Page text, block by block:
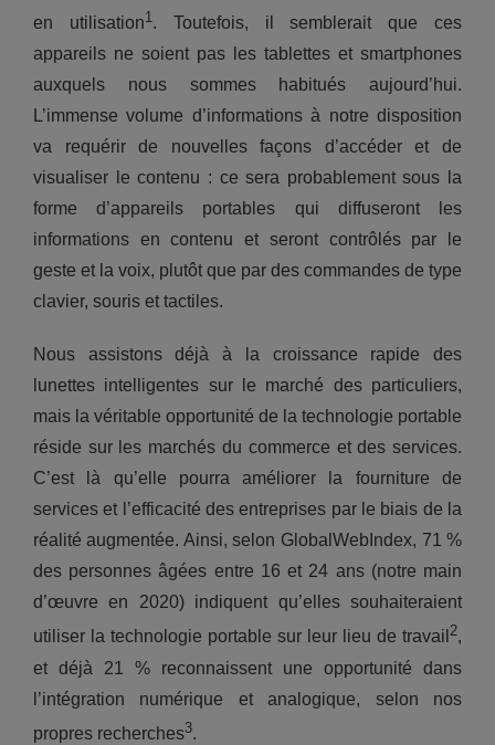
en utilisation1 . Toutefois, il semblerait que ces
appareils ne soient pas les tablettes et smartphones
auxquels nous sommes habitués aujourd’hui.
L’immense volume d’informations à notre disposition
va requérir de nouvelles façons d’accéder et de
visualiser le contenu : ce sera probablement sous la
forme d’appareils portables qui diffuseront les
informations en contenu et seront contrôlés par le
geste et la voix, plutôt que par des commandes de type
clavier, souris et tactiles.
Nous assistons déjà à la croissance rapide des
lunettes intelligentes sur le marché des particuliers,
mais la véritable opportunité de la technologie portable
réside sur les marchés du commerce et des services.
C’est là qu’elle pourra améliorer la fourniture de
services et l’efficacité des entreprises par le biais de la
réalité augmentée. Ainsi, selon GlobalWebIndex, 71 %
des personnes âgées entre 16 et 24 ans (notre main
d’œuvre en 2020) indiquent qu’elles souhaiteraient
utiliser la technologie portable sur leur lieu de travail2,
et déjà 21 % reconnaissent une opportunité dans
l’intégration numérique et analogique, selon nos
propres recherches3.